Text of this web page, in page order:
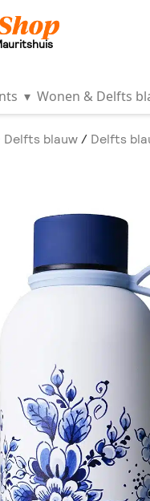
▾ Wonen & Delfts
Delfts blauw/ Delfts